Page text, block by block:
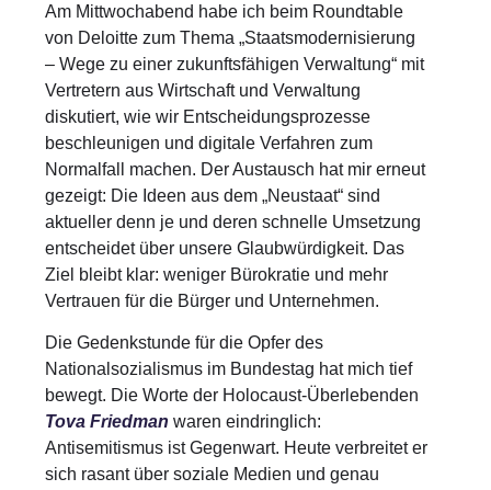
Am Mittwochabend habe ich beim Roundtable
von Deloitte zum Thema „Staatsmodernisierung
– Wege zu einer zukunftsfähigen Verwaltung“ mit
Vertretern aus Wirtschaft und Verwaltung
diskutiert, wie wir Entscheidungsprozesse
beschleunigen und digitale Verfahren zum
Normalfall machen. Der Austausch hat mir erneut
gezeigt: Die Ideen aus dem „Neustaat“ sind
aktueller denn je und deren schnelle Umsetzung
entscheidet über unsere Glaubwürdigkeit. Das
Ziel bleibt klar: weniger Bürokratie und mehr
Vertrauen für die Bürger und Unternehmen.
Die Gedenkstunde für die Opfer des
Nationalsozialismus im Bundestag hat mich tief
bewegt. Die Worte der Holocaust-Überlebenden
Tova Friedman waren eindringlich:
Antisemitismus ist Gegenwart. Heute verbreitet er
sich rasant über soziale Medien und genau